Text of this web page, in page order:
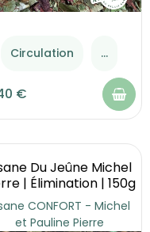
Circulation ...
€
Du Jeûne Michel
| Élimination | 150g
CONFORT - Michel
et Pauline Pierre